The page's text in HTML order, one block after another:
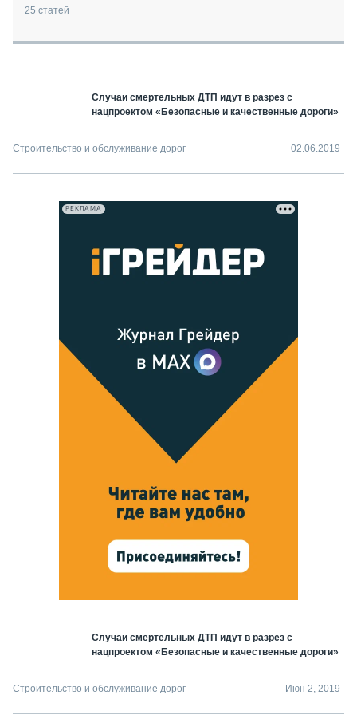
СЕРВИСМЕНЫ
О ПРОЕКТЕ
25 статей
Случаи смертельных ДТП идут в разрез с
нацпроектом «Безопасные и качественные дороги»
Строительство и обслуживание дорог 02.06.2019
РЕКЛАМА
Случаи смертельных ДТП идут в разрез с
нацпроектом «Безопасные и качественные дороги»
Строительство и обслуживание дорог Июн 2, 2019